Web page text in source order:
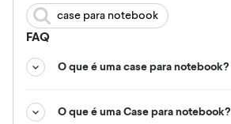
case para notebook
FAQ
O que é uma case para notebook?
O que é uma Case para notebook?